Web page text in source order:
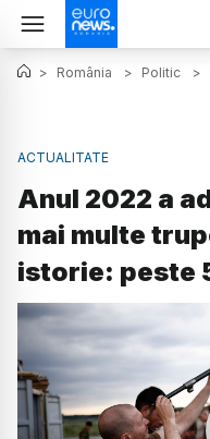
> România > Politic >
ACTUALITATE
Anul 2022 a
mai multe
istorie: peste